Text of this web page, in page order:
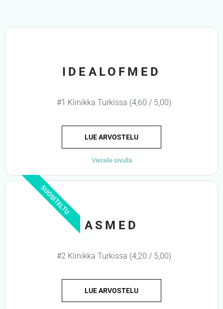
IDEALOFMED
#1 Klinikka Turkissa (4,60 / 5,00)
LUE ARVOSTELU
Vieraile sivulla
SUOSITELTU
ASMED
#2 Klinikka Turkissa (4,20 / 5,00)
LUE ARVOSTELU